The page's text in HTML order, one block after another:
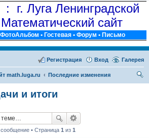
г. Луга Ленинградской
сайт
ФотоАльбом • Гостевая • Форум • Письмо
Галерея
Вход
Регистрация
math.luga.ru
Последние изменения
и итоги
сообщение • Страница 1 из 1